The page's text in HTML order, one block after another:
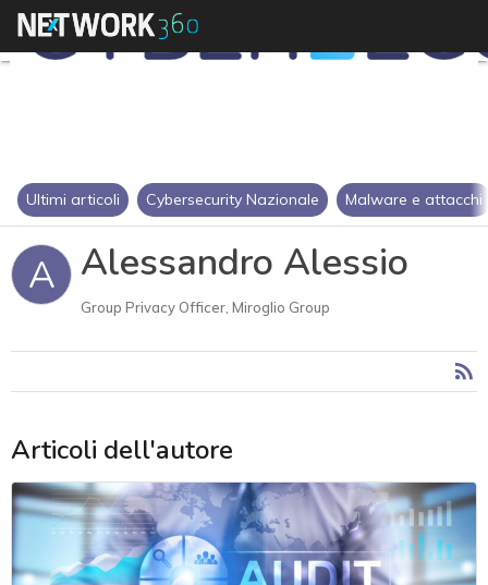
Ultimi articoli Cybersecurity Nazionale Malware e attacchi
A Alessandro Alessio
Group Privacy Officer, Miroglio Group
Articoli dell'autore